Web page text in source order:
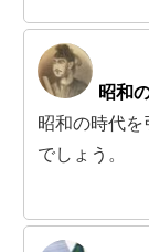
昭和
昭和の時代を
でしょう。